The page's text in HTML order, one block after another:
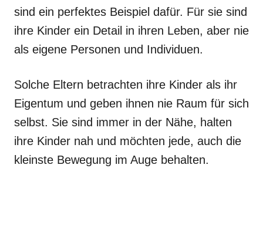
sind ein perfektes Beispiel dafür. Für sie sind
ihre Kinder ein Detail in ihren Leben, aber nie
als eigene Personen und Individuen.
Solche Eltern betrachten ihre Kinder als ihr
Eigentum und geben ihnen nie Raum für sich
selbst. Sie sind immer in der Nähe, halten
ihre Kinder nah und möchten jede, auch die
kleinste Bewegung im Auge behalten.